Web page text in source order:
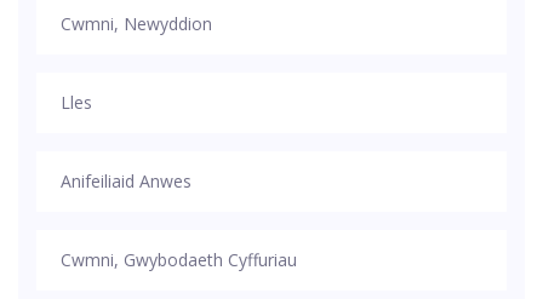
Cwmni, Newyddion
Lles
Anifeiliaid Anwes
Cwmni, Gwybodaeth Cyffuriau